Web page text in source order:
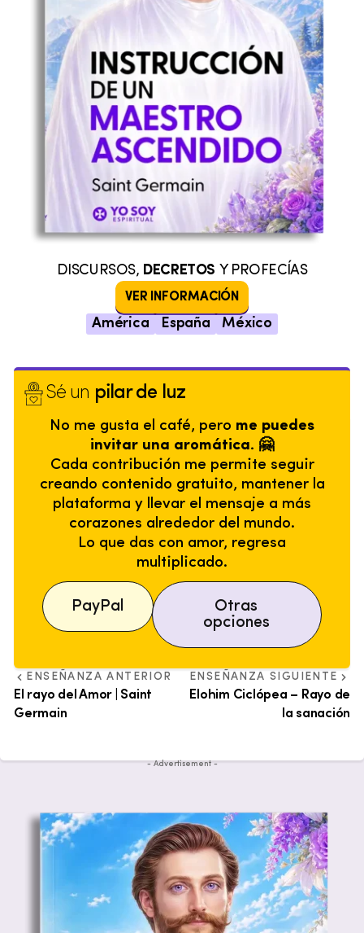
DISCURSOS, DECRETOS Y PROFECÍAS
VER INFORMACIÓN
América España México
Sé un pilar de luz
No me gusta el café, pero me puedes
invitar una aromática. 🤗
Cada contribución me permite seguir
creando contenido gratuito, mantener la
plataforma y llevar el mensaje a más
corazones alrededor del mundo.
Lo que das con amor, regresa
multiplicado.
PayPal
Otras
opciones
ENSEÑANZA ANTERIOR
El rayo del Amor | Saint
Germain
ENSEÑANZA SIGUIENTE
Elohim Ciclópea – Rayo de
la sanación
- Advertisement -